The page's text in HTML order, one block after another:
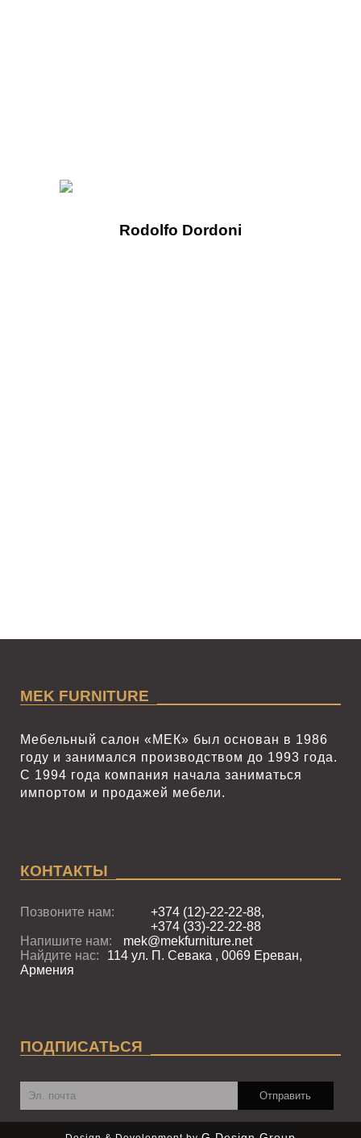
Rodolfo Dordoni
MEK FURNITURE
Мебельный салон «МЕК» был основан в 1986
году и занимался производством до 1993 года.
С 1994 года компания начала заниматься
импортом и продажей мебели.
КОНТАКТЫ
Позвоните нам:
+374 (12)-22-22-88,
+374 (33)-22-22-88
Напишите нам:
mek@mekfurniture.net
Найдите нас:
114 ул. П. Севака , 0069 Ереван,
Армения
ПОДПИСАТЬСЯ